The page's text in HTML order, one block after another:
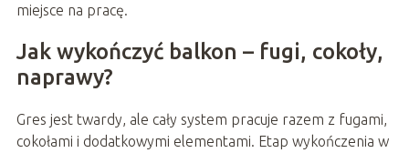
miejsce na pracę.
Jak wykończyć balkon – fugi, cokoły,
naprawy?
Gres jest twardy, ale cały system pracuje razem z fugami,
cokołami i dodatkowymi elementami. Etap wykończenia w